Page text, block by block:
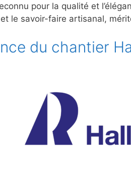
pour la qualité et
et le savoir-faire artisanal,
du chantier